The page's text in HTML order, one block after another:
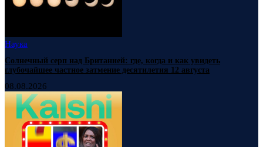
Наука
Солнечный серп над Британией: где, когда и как увидеть
глубочайшее частное затмение десятилетия 12 августа
08.08.2026